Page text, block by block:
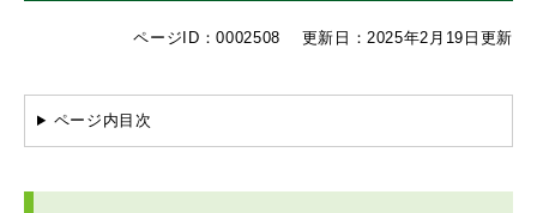
ページID：0002508 更新日：2025年2月19日更新
ページ内目次